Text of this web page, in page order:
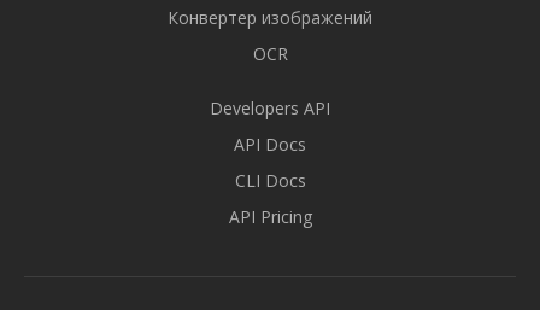
Конвертер изображений
OCR
Developers API
API Docs
CLI Docs
API Pricing